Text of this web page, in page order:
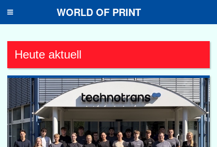
Toggle
WORLD OF PRINT
Heute aktuell